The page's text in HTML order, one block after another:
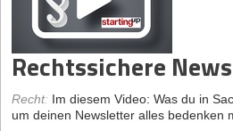
Rechtssichere
Recht: Im diesem Video: Was du in
um deinen Newsletter alles bedenken